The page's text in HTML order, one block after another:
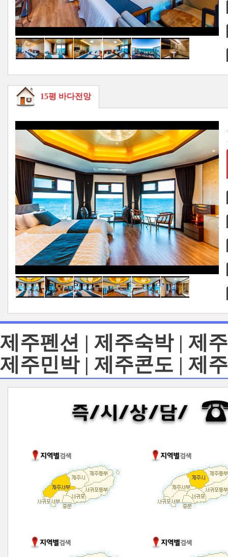
15평 바다전망
제주펜션 | 제주숙박 | 제
제주민박 | 제주콘도 | 제